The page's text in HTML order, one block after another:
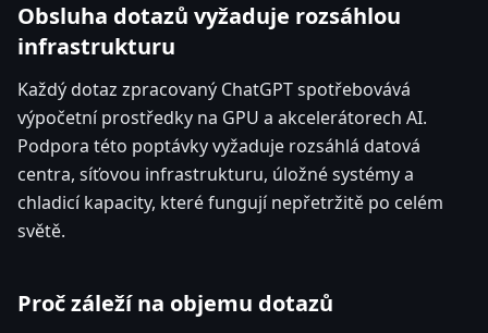
Obsluha dotazů vyžaduje rozsáhlou
infrastrukturu
Každý dotaz zpracovaný ChatGPT spotřebovává
výpočetní prostředky na GPU a akcelerátorech AI.
Podpora této poptávky vyžaduje rozsáhlá datová
centra, síťovou infrastrukturu, úložné systémy a
chladicí kapacity, které fungují nepřetržitě po celém
světě.
Proč záleží na objemu dotazů